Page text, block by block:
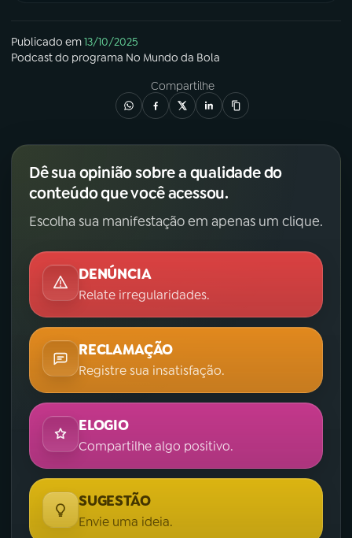
Publicado em13/10/2025
Podcastdo programa No Mundo da Bola
Compartilhe
Dê sua opinião sobre a qualidade do
conteúdo que você acessou.
Escolha sua manifestação em apenas um clique.
DENÚNCIA
Relate irregularidades.
RECLAMAÇÃO
Registre sua insatisfação.
ELOGIO
Compartilhe algo positivo.
SUGESTÃO
Envie uma ideia.